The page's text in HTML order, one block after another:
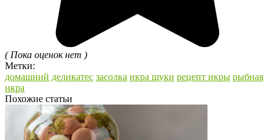
( Пока оценок нет )
Метки:
домашний деликатес засолка икра щуки рецепт икры рыбная
икра
Похожие статьи